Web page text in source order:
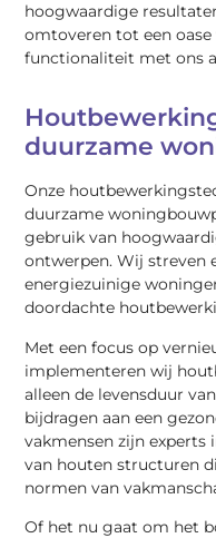
hoogwaardige
omtoveren tot een
functionaliteit met ons
duurzame
Onze
duurzame
gebruik van
ontwerpen. Wij streven
energiezuinige
doordachte
Met een focus op
implementeren wij
alleen de levensduur
bijdragen aan een
vakmensen zijn experts
van houten structuren
normen van
Of het nu gaat om het